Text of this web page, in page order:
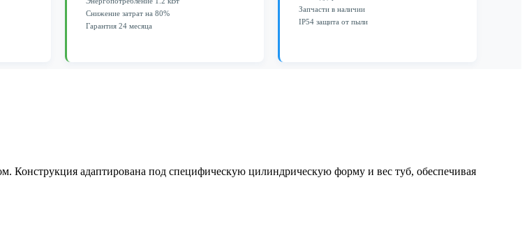
Снижение затрат на 80%
Гарантия 24 месяца
Запчасти в наличии
IP54 защита от пыли
Конструкция адаптирована под специфическую цилиндрическую форму и вес туб, обеспечивая